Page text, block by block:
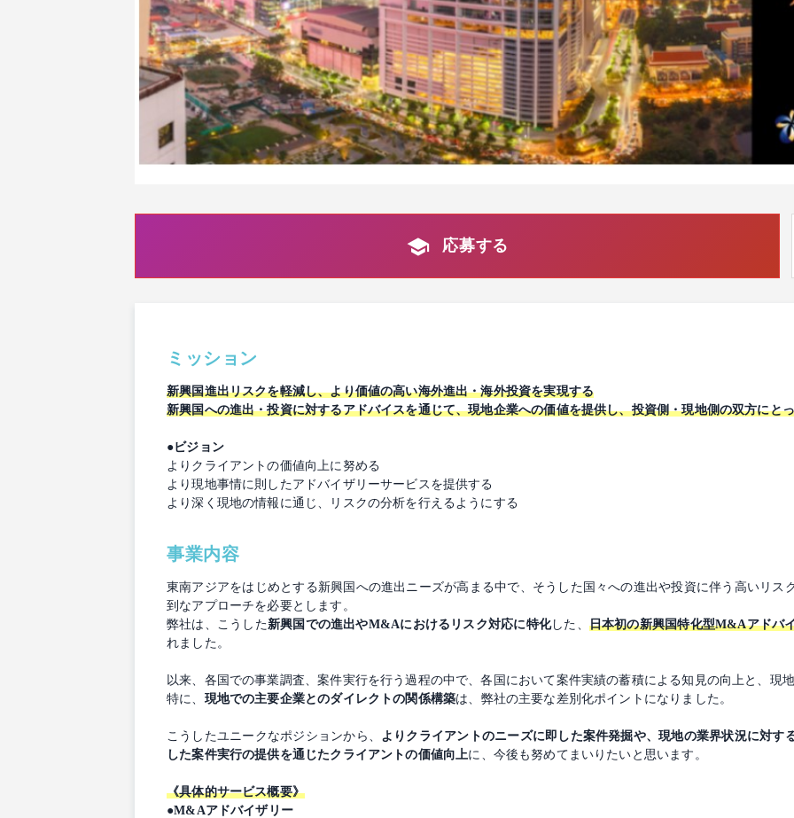
応募する
ミッション
新興国進出リスクを軽減し、より価値の高い海外進出・海外投資を実現する
新興国への進出・投資に対するアドバイスを通じて、現地企業への価値を提供し、投資側・現地側の双方にと
●ビジョン
よりクライアントの価値向上に努める
より現地事情に則したアドバイザリーサービスを提供する
より深く現地の情報に通じ、リスクの分析を行えるようにする
事業内容
東南アジアをはじめとする新興国への進出ニーズが高まる中で、そうした国々への進出や投資に伴う高いリス
到なアプローチを必要とします。
弊社は、こうした新興国での進出やM&Aにおけるリスク対応に特化した、 日本初の新興国特化型M&Aアドバ
れました。
以来、各国での事業調査、案件実行を行う過程の中で、各国において案件実績の蓄積による知見の向上と、現
特に、 現地での主要企業とのダイレクトの関係構築は、弊社の主要な差別化ポイントになりました。
こうしたユニークなポジションから、
よりクライアントのニーズに即した案件発掘や、現地の業界状況に対す
した案件実行の提供を通じたクライアントの価値向上に、今後も努めてまいりたいと思います。
《具体的サービス概要》
●M&Aアドバイザリー